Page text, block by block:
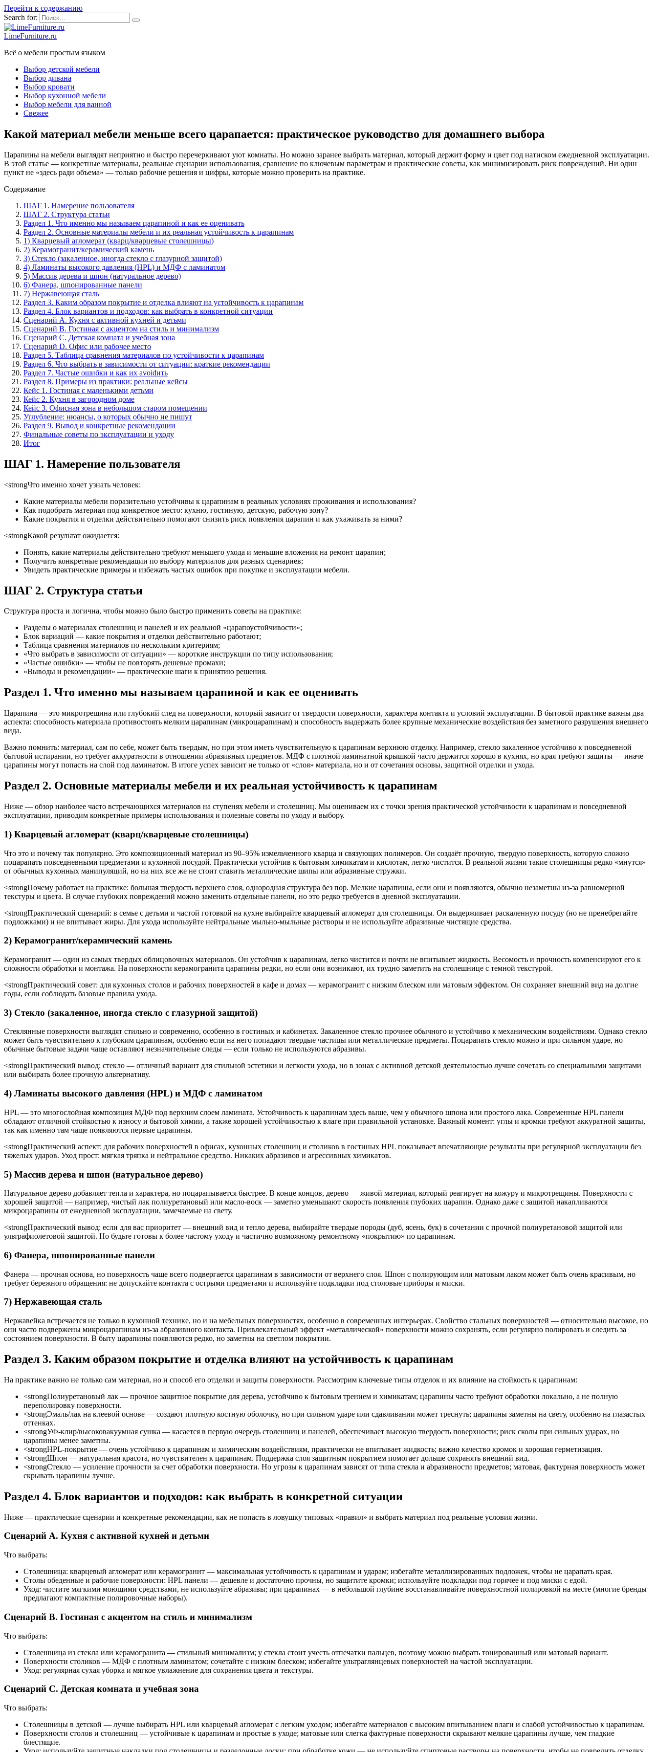
Перейти к содержанию
Search for:
LimeFurniture.ru
Всё о мебели простым языком
Выбор детской мебели
Выбор дивана
Выбор кровати
Выбор кухонной мебели
Выбор мебели для ванной
Свежее
Какой материал мебели меньше всего царапается: практическое руководство для домашнего выбора
Царапины на мебели выглядят неприятно и быстро перечеркивают уют комнаты. Но можно заранее выбрать материал, который держит форму и цвет под натиском ежедневной эксплуатации.
В этой статье — конкретные материалы, реальные сценарии использования, сравнение по ключевым параметрам и практические советы, как минимизировать риск повреждений. Ни один
пункт не «здесь ради объема» — только рабочие решения и цифры, которые можно проверить на практике.
Содержание
ШАГ 1. Намерение пользователя
ШАГ 2. Структура статьи
Раздел 1. Что именно мы называем царапиной и как ее оценивать
Раздел 2. Основные материалы мебели и их реальная устойчивость к царапинам
1) Кварцевый агломерат (кварц/кварцевые столешницы)
2) Керамогранит/керамический камень
3) Стекло (закаленное, иногда стекло с глазурной защитой)
4) Ламинаты высокого давления (HPL) и МДФ с ламинатом
5) Массив дерева и шпон (натуральное дерево)
6) Фанера, шпонированные панели
7) Нержавеющая сталь
Раздел 3. Каким образом покрытие и отделка влияют на устойчивость к царапинам
Раздел 4. Блок вариантов и подходов: как выбрать в конкретной ситуации
Сценарий A. Кухня с активной кухней и детьми
Сценарий B. Гостиная с акцентом на стиль и минимализм
Сценарий C. Детская комната и учебная зона
Сценарий D. Офис или рабочее место
Раздел 5. Таблица сравнения материалов по устойчивости к царапинам
Раздел 6. Что выбрать в зависимости от ситуации: краткие рекомендации
Раздел 7. Частые ошибки и как их avoidить
Раздел 8. Примеры из практики: реальные кейсы
Кейс 1. Гостиная с маленькими детьми
Кейс 2. Кухня в загородном доме
Кейс 3. Офисная зона в небольшом старом помещении
Углубление: нюансы, о которых обычно не пишут
Раздел 9. Вывод и конкретные рекомендации
Финальные советы по эксплуатации и уходу
Итог
ШАГ 1. Намерение пользователя
<strongЧто именно хочет узнать человек:
Какие материалы мебели поразительно устойчивы к царапинам в реальных условиях проживания и использования?
Как подобрать материал под конкретное место: кухню, гостиную, детскую, рабочую зону?
Какие покрытия и отделки действительно помогают снизить риск появления царапин и как ухаживать за ними?
<strongКакой результат ожидается:
Понять, какие материалы действительно требуют меньшего ухода и меньшие вложения на ремонт царапин;
Получить конкретные рекомендации по выбору материалов для разных сценариев;
Увидеть практические примеры и избежать частых ошибок при покупке и эксплуатации мебели.
ШАГ 2. Структура статьи
Структура проста и логична, чтобы можно было быстро применить советы на практике:
Разделы о материалах столешниц и панелей и их реальной «царапоустойчивости»;
Блок вариаций — какие покрытия и отделки действительно работают;
Таблица сравнения материалов по нескольким критериям;
«Что выбрать в зависимости от ситуации» — короткие инструкции по типу использования;
«Частые ошибки» — чтобы не повторять дешевые промахи;
«Выводы и рекомендации» — практические шаги к принятию решения.
Раздел 1. Что именно мы называем царапиной и как ее оценивать
Царапина — это микротрещина или глубокий след на поверхности, который зависит от твердости поверхности, характера контакта и условий эксплуатации. В бытовой практике важны два
аспекта: способность материала противостоять мелким царапинам (микроцарапинам) и способность выдержать более крупные механические воздействия без заметного разрушения внешнего
вида.
Важно помнить: материал, сам по себе, может быть твердым, но при этом иметь чувствительную к царапинам верхнюю отделку. Например, стекло закаленное устойчиво к повседневной
бытовой истирании, но требует аккуратности в отношении абразивных предметов. МДФ с плотной ламинатной крышкой часто держится хорошо в кухнях, но края требуют защиты — иначе
царапины могут попасть на слой под ламинатом. В итоге успех зависит не только от «слоя» материала, но и от сочетания основы, защитной отделки и ухода.
Раздел 2. Основные материалы мебели и их реальная устойчивость к царапинам
Ниже — обзор наиболее часто встречающихся материалов на ступенях мебели и столешниц. Мы оцениваем их с точки зрения практической устойчивости к царапинам и повседневной
эксплуатации, приводим конкретные примеры использования и полезные советы по уходу и выбору.
1) Кварцевый агломерат (кварц/кварцевые столешницы)
Что это и почему так популярно. Это композиционный материал из 90–95% измельченного кварца и связующих полимеров. Он создаёт прочную, твердую поверхность, которую сложно
поцарапать повседневными предметами и кухонной посудой. Практически устойчив к бытовым химикатам и кислотам, легко чистится. В реальной жизни такие столешницы редко «мнутся»
от обычных кухонных манипуляций, но на них все же не стоит ставить металлические шипы или абразивные стружки.
<strongПочему работает на практике: большая твердость верхнего слоя, однородная структура без пор. Мелкие царапины, если они и появляются, обычно незаметны из‑за равномерной
текстуры и цвета. В случае глубоких повреждений можно заменить отдельные панели, но это редко требуется в дневной эксплуатации.
<strongПрактический сценарий: в семье с детьми и частой готовкой на кухне выбирайте кварцевый агломерат для столешницы. Он выдерживает раскаленную посуду (но не пренебрегайте
подложками) и не впитывает жиры. Для ухода используйте нейтральные мыльно‑мыльные растворы и не используйте абразивные чистящие средства.
2) Керамогранит/керамический камень
Керамогранит — один из самых твердых облицовочных материалов. Он устойчив к царапинам, легко чистится и почти не впитывает жидкость. Весомость и прочность компенсируют его к
сложности обработки и монтажа. На поверхности керамогранита царапины редки, но если они возникают, их трудно заметить на столешнице с темной текстурой.
<strongПрактический совет: для кухонных столов и рабочих поверхностей в кафе и домах — керамогранит с низким блеском или матовым эффектом. Он сохраняет внешний вид на долгие
годы, если соблюдать базовые правила ухода.
3) Стекло (закаленное, иногда стекло с глазурной защитой)
Стеклянные поверхности выглядят стильно и современно, особенно в гостиных и кабинетах. Закаленное стекло прочнее обычного и устойчиво к механическим воздействиям. Однако стекло
может быть чувствительно к глубоким царапинам, особенно если на него попадают твердые частицы или металлические предметы. Поцарапать стекло можно и при сильном ударе, но
обычные бытовые задачи чаще оставляют незначительные следы — если только не используются абразивы.
<strongПрактический вывод: стекло — отличный вариант для стильной эстетики и легкости ухода, но в зонах с активной детской деятельностью лучше сочетать со специальными защитами
или выбирать более прочную альтернативу.
4) Ламинаты высокого давления (HPL) и МДФ с ламинатом
HPL — это многослойная композиция МДФ под верхним слоем ламината. Устойчивость к царапинам здесь выше, чем у обычного шпона или простого лака. Современные HPL панели
обладают отличной стойкостью к износу и бытовой химии, а также хорошей устойчивостью к влаге при правильной установке. Важный момент: углы и кромки требуют аккуратной защиты,
так как именно там чаще появляются первые царапины.
<strongПрактический аспект: для рабочих поверхностей в офисах, кухонных столешниц и столиков в гостиных HPL показывает впечатляющие результаты при регулярной эксплуатации без
тяжелых ударов. Уход прост: мягкая тряпка и нейтральное средство. Никаких абразивов и агрессивных химикатов.
5) Массив дерева и шпон (натуральное дерево)
Натуральное дерево добавляет тепла и характера, но поцарапывается быстрее. В конце концов, дерево — живой материал, который реагирует на кожуру и микротрещины. Поверхности с
хорошей защитой — например, чистый лак полиуретановый или масло‑воск — заметно уменьшают скорость появления глубоких царапин. Однако даже с защитой накапливаются
микроцарапины от ежедневной эксплуатации, замечаемые на свету.
<strongПрактический вывод: если для вас приоритет — внешний вид и тепло дерева, выбирайте твердые породы (дуб, ясень, бук) в сочетании с прочной полиуретановой защитой или
ультрафиолетовой защитой. Но будьте готовы к более частому уходу и частично возможному ремонтному «покрытию» по царапинам.
6) Фанера, шпонированные панели
Фанера — прочная основа, но поверхность чаще всего подвергается царапинам в зависимости от верхнего слоя. Шпон с полирующим или матовым лаком может быть очень красивым, но
требует бережного обращения: не допускайте контакта с острыми предметами и используйте подкладки под столовые приборы и миски.
7) Нержавеющая сталь
Нержавейка встречается не только в кухонной технике, но и на мебельных поверхностях, особенно в современных интерьерах. Свойство стальных поверхностей — относительно высокое, но
они часто подвержены микроцарапинам из‑за абразивного контакта. Привлекательный эффект «металлической» поверхности можно сохранять, если регулярно полировать и следить за
состоянием поверхности. В быту царапины появляются редко, но заметны на светлом покрытии.
Раздел 3. Каким образом покрытие и отделка влияют на устойчивость к царапинам
На практике важно не только сам материал, но и способ его отделки и защиты поверхности. Рассмотрим ключевые типы отделок и их влияние на стойкость к царапинам:
<strongПолиуретановый лак — прочное защитное покрытие для дерева, устойчиво к бытовым трением и химикатам; царапины часто требуют обработки локально, а не полную
переполировку поверхности.
<strongЭмаль/лак на клеевой основе — создают плотную костную оболочку, но при сильном ударе или сдавливании может треснуть; царапины заметны на свету, особенно на глазастых
оттенках.
<strongУФ‑клир/высоковакуумная сушка — касается в первую очередь столешниц и панелей, обеспечивает высокую твердость поверхности; риск сколы при сильных ударах, но
царапины менее заметны.
<strongHPL‑покрытие — очень устойчиво к царапинам и химическим воздействиям, практически не впитывает жидкость; важно качество кромок и хорошая герметизация.
<strongШпон — натуральная красота, но чувствителен к царапинам. Поддержка слоя защитным покрытием помогает дольше сохранять внешний вид.
<strongСтекло — усиление прочности за счет обработки поверхности. Но угрозы к царапинам зависят от типа стекла и abразивности предметов; матовая, фактурная поверхность может
скрывать царапины лучше.
Раздел 4. Блок вариантов и подходов: как выбрать в конкретной ситуации
Ниже — практические сценарии и конкретные рекомендации, как не попасть в ловушку типовых «правил» и выбрать материал под реальные условия жизни.
Сценарий A. Кухня с активной кухней и детьми
Что выбрать:
Столешница: кварцевый агломерат или керамогранит — максимальная устойчивость к царапинам и ударам; избегайте металлизированных подложек, чтобы не царапать края.
Столы обеденные и рабочие поверхности: HPL панели — дешевле и достаточно прочны, но защитите кромки; используйте подкладки под горячее и под миски с едой.
Уход: чистите мягкими моющими средствами, не используйте абразивы; при царапинах — в небольшой глубине восстанавливайте поверхностной полировкой на месте (многие бренды
предлагают компактные полировочные наборы).
Сценарий B. Гостиная с акцентом на стиль и минимализм
Что выбрать:
Столешница из стекла или керамогранита — стильный минимализм; у стекла стоит учесть отпечатки пальцев, поэтому можно выбрать тонированный или матовый вариант.
Поверхности столиков — МДФ с плотным ламинатом; сочетайте с низким блеском; избегайте ультраглянцевых поверхностей на частой эксплуатации.
Уход: регулярная сухая уборка и мягкое увлажнение для сохранения цвета и текстуры.
Сценарий C. Детская комната и учебная зона
Что выбрать:
Столешницы в детской — лучше выбирать HPL или кварцевый агломерат с легким уходом; избегайте материалов с высоким впитыванием влаги и слабой устойчивостью к царапинам.
Поверхности столов и столешниц — устойчивые к царапинам и простые в уходе; матовые или слегка фактурные поверхности скрывают мелкие царапины лучше, чем гладкие
блестящие.